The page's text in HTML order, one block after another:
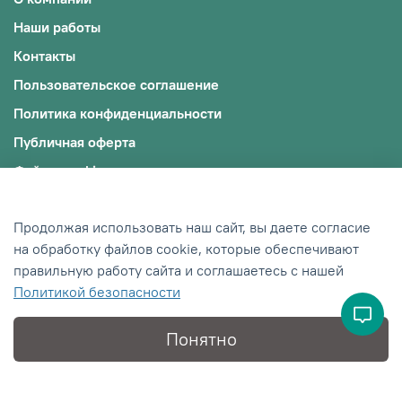
Наши работы
Контакты
Пользовательское соглашение
Политика конфиденциальности
Публичная оферта
Файлы cookie
ИНН: 0242012245/ОГРН: 1190280018598
Сделано в Хезар
Продолжая использовать наш сайт, вы даете согласие
на обработку файлов cookie, которые обеспечивают
правильную работу сайта и соглашаетесь с нашей
Политикой безопасности
Понятно